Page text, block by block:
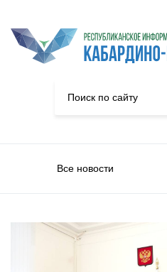
Все новости